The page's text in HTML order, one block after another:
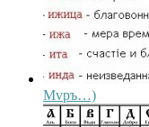
Мvръ…)